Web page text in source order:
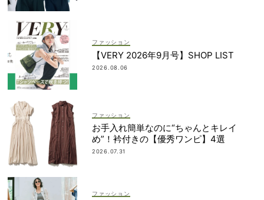
ファッション
【VERY 2026年9月号】SHOP LIST
2026.08.06
ファッション
お手入れ簡単なのに“ちゃんとキレイ
め”！衿付きの【優秀ワンピ】4選
2026.07.31
ファッション